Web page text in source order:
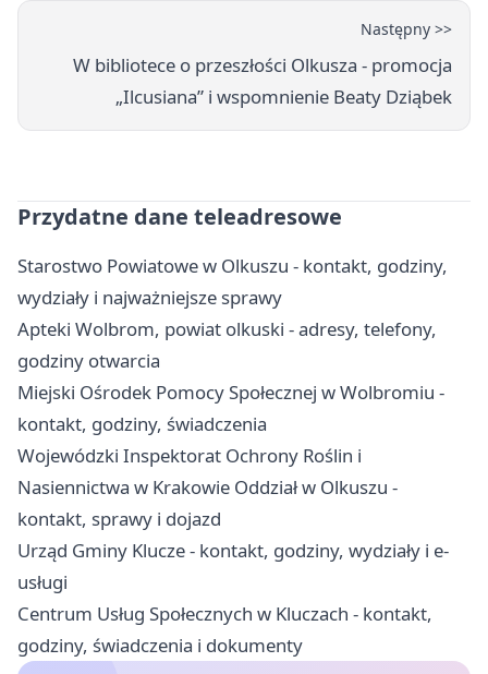
Następny >>
W bibliotece o przeszłości Olkusza - promocja
„Ilcusiana” i wspomnienie Beaty Dziąbek
Przydatne dane teleadresowe
Starostwo Powiatowe w Olkuszu - kontakt, godziny,
wydziały i najważniejsze sprawy
Apteki Wolbrom, powiat olkuski - adresy, telefony,
godziny otwarcia
Miejski Ośrodek Pomocy Społecznej w Wolbromiu -
kontakt, godziny, świadczenia
Wojewódzki Inspektorat Ochrony Roślin i
Nasiennictwa w Krakowie Oddział w Olkuszu -
kontakt, sprawy i dojazd
Urząd Gminy Klucze - kontakt, godziny, wydziały i e-
usługi
Centrum Usług Społecznych w Kluczach - kontakt,
godziny, świadczenia i dokumenty